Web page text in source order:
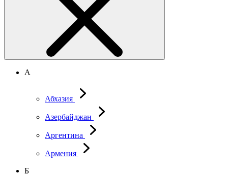
А
Абхазия
Азербайджан
Аргентина
Армения
Б